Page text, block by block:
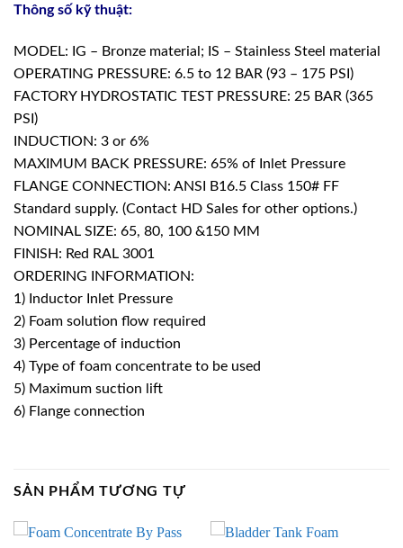
Thông số kỹ thuật:
MODEL: IG – Bronze material; IS – Stainless Steel material
OPERATING PRESSURE: 6.5 to 12 BAR (93 – 175 PSI)
FACTORY HYDROSTATIC TEST PRESSURE: 25 BAR (365
PSI)
INDUCTION: 3 or 6%
MAXIMUM BACK PRESSURE: 65% of Inlet Pressure
FLANGE CONNECTION: ANSI B16.5 Class 150# FF
Standard supply. (Contact HD Sales for other options.)
NOMINAL SIZE: 65, 80, 100 &150 MM
FINISH: Red RAL 3001
ORDERING INFORMATION:
1) Inductor Inlet Pressure
2) Foam solution flow required
3) Percentage of induction
4) Type of foam concentrate to be used
5) Maximum suction lift
6) Flange connection
SẢN PHẨM TƯƠNG TỰ